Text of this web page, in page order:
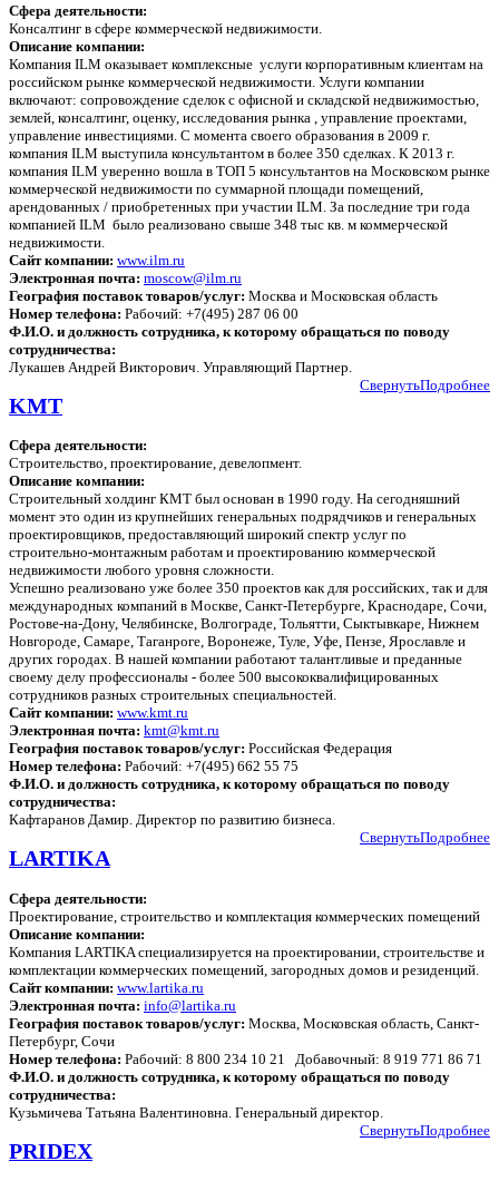
Сфера деятельности:
Консалтинг в сфере коммерческой недвижимости.
Описание компании:
Компания ILM оказывает комплексные услуги корпоративным клиентам на
российском рынке коммерческой недвижимости. Услуги компании
включают: сопровождение сделок с офисной и складской недвижимостью,
землей, консалтинг, оценку, исследования рынка , управление проектами,
управление инвестициями. С момента своего образования в 2009 г.
компания ILM выступила консультантом в более 350 сделках. К 2013 г.
компания ILM уверенно вошла в ТОП 5 консультантов на Московском рынке
коммерческой недвижимости по суммарной площади помещений,
арендованных / приобретенных при участии ILM. За последние три года
компанией ILM было реализовано свыше 348 тыс кв. м коммерческой
недвижимости.
Сайт компании: www.ilm.ru
Электронная почта: moscow@ilm.ru
География поставок товаров/услуг: Москва и Московская область
Номер телефона: Рабочий: +7(495) 287 06 00
Ф.И.О. и должность сотрудника, к которому обращаться по поводу
сотрудничества:
Лукашев Андрей Викторович. Управляющий Партнер.
Подробнее
Свернуть
KMT
Сфера деятельности:
Строительство, проектирование, девелопмент.
Описание компании:
Строительный холдинг КМТ был основан в 1990 году. На сегодняшний
момент это один из крупнейших генеральных подрядчиков и генеральных
проектировщиков, предоставляющий широкий спектр услуг по
строительно-монтажным работам и проектированию коммерческой
недвижимости любого уровня сложности.
Успешно реализовано уже более 350 проектов как для российских, так и для
международных компаний в Москве, Санкт-Петербурге, Краснодаре, Сочи,
Ростове-на-Дону, Челябинске, Волгограде, Тольятти, Сыктывкаре, Нижнем
Новгороде, Самаре, Таганроге, Воронеже, Туле, Уфе, Пензе, Ярославле и
других городах. В нашей компании работают талантливые и преданные
своему делу профессионалы - более 500 высококвалифицированных
сотрудников разных строительных специальностей.
Сайт компании: www.kmt.ru
Электронная почта: kmt@kmt.ru
География поставок товаров/услуг: Российская Федерация
Номер телефона: Рабочий: +7(495) 662 55 75
Ф.И.О. и должность сотрудника, к которому обращаться по поводу
сотрудничества:
Кафтаранов Дамир. Директор по развитию бизнеса.
Подробнее
Свернуть
LARTIKA
Сфера деятельности:
Проектирование, строительство и комплектация коммерческих помещений
Описание компании:
Компания LARTIKA специализируется на проектировании, строительстве и
комплектации коммерческих помещений, загородных домов и резиденций.
Сайт компании: www.lartika.ru
Электронная почта: info@lartika.ru
География поставок товаров/услуг: Москва, Московская область, Санкт-
Петербург, Сочи
Номер телефона: Рабочий: 8 800 234 10 21 Добавочный: 8 919 771 86 71
Ф.И.О. и должность сотрудника, к которому обращаться по поводу
сотрудничества:
Кузьмичева Татьяна Валентиновна. Генеральный директор.
Подробнее
Свернуть
PRIDEX